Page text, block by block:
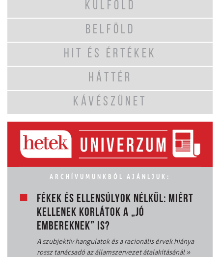
KÜLFÖLD
BELFÖLD
HIT ÉS ÉRTÉKEK
HÁTTÉR
KÁVÉSZÜNET
ARCHÍVUMUNKBÓL AJÁNLJUK:
FÉKEK ÉS ELLENSÚLYOK NÉLKÜL: MIÉRT
KELLENEK KORLÁTOK A „JÓ
EMBEREKNEK” IS?
A szubjektív hangulatok és a racionális érvek hiánya
rossz tanácsadó az államszervezet átalakításánál»